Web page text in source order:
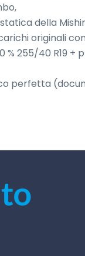
della
originali
% 255/40 R19 +
perfetta